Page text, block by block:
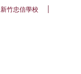
新竹忠信學校